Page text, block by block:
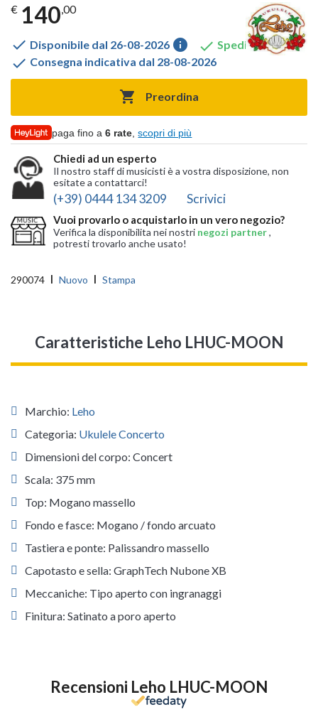
€ 140,00
 Disponibile dal 26-08-2026 info  Spedito gratis
 Consegna indicativa dal 28-08-2026
 Preordina
paga fino a6 rate ,scopri di più
Chiedi ad un esperto
Il nostro staff di musicisti è a vostra disposizione, non
esitate a contattarci!
(+39) 0444 134 3209 Scrivici
Vuoi provarlo o acquistarlo in un vero negozio?
Verifica la disponibilita nei nostri negozi partner,
potresti trovarlo anche usato!
290074 Nuovo Stampa
Caratteristiche Leho LHUC-MOON
Marchio: Leho
Categoria: Ukulele Concerto
Dimensioni del corpo: Concert
Scala: 375 mm
Top: Mogano massello
Fondo e fasce: Mogano / fondo arcuato
Tastiera e ponte: Palissandro massello
Capotasto e sella: GraphTech Nubone XB
Meccaniche: Tipo aperto con ingranaggi
Finitura: Satinato a poro aperto
Recensioni Leho LHUC-MOON